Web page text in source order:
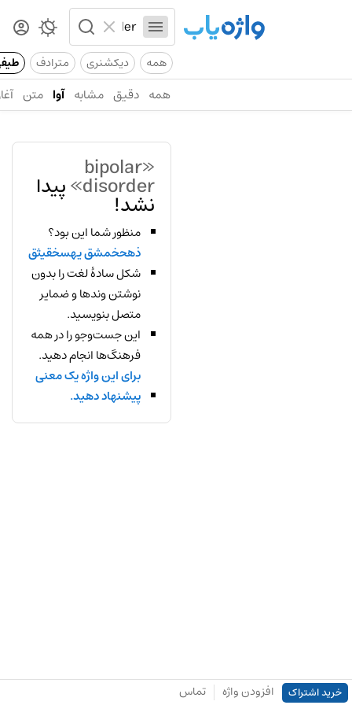
همه دیکشنری مترادف
همه دقیق مشابه آوا متن
«bipolar
disorder» پیدا
نشد!
منظور شما این بود؟
ذهحخمشق یهسخقیثق
شکل سادهٔ لغت را بدون
نوشتن وندها و ضمایر
متصل بنویسید.
این جست‌وجو را در همه
فرهنگ‌ها انجام دهید.
برای این واژه یک معنی
پیشنهاد دهید.
خرید اشتراک افزودن واژه تماس